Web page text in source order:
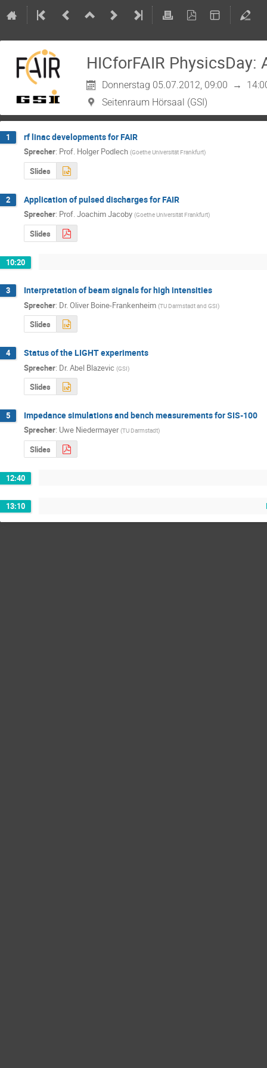
HICforFAIR PhysicsDay:
Donnerstag 05.07.2012, 09:00 →
Seitenraum Hörsaal (GSI)
1 rf linac developments for FAIR
Sprecher: Prof. Holger Podlech (Goethe Universität Frankfurt)
Slides
2 Application of pulsed discharges for FAIR
Sprecher: Prof.Joachim Jacoby (Goethe Universität Frankfurt)
Slides
10:20
3 Interpretation of beam signals for high intensities
Sprecher: Dr.Oliver Boine-Frankenheim (TU Darmstadt and GSI)
Slides
4 Status of the LIGHT experiments
Sprecher: Dr. Abel Blazevic (GSI)
Slides
5 Impedance simulations and bench measurements for SIS-100
Sprecher: Uwe Niedermayer (TU Darmstadt)
Slides
12:40
13:10